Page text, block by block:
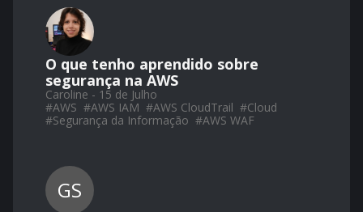
O que tenho aprendido sobre
segurança na AWS
Caroline - 15 de Julho
#AWS #AWS IAM #AWS CloudTrail #Cloud
#Segurança da Informação #AWS WAF
GS